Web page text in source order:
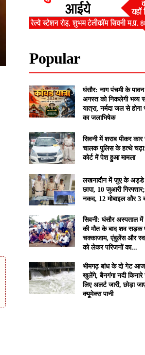
Popular
घंसौर: नाग पंचमी के
अगस्त को निकलेगी भव्य
यात्रा, नर्मदा जल से
का जलाभिषेक
सिवनी में शराब पीकर कार
चालक पुलिस के हत्थे
कोर्ट में पेश हुआ मामला
लखनादौन में जुए के अड्डे
छापा, 10 जुआरी
नकद, 12 मोबाइल और 3
सिवनी: घंसौर अस्पताल में
की मौत के बाद शव सड़क
चक्काजाम, एंबुलेंस और
को लेकर परिजनों का...
भीमगढ़ बांध के दो गेट
खुलेंगे, बैनगंगा नदी किनारे
लिए अलर्ट जारी, छोड़ा
क्यूमेक्स पानी